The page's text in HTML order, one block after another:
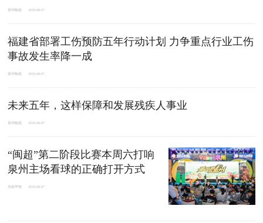
泉州晚报 2026-08-07
福建省部署工伤预防五年行动计划 力争重点行业工伤
事故发生率降一成
泉州晚报 2026-08-07
未来五年，这样保障和发展残疾人事业
泉州晚报 2026-08-07
“闽超”第二阶段比赛本周六打响
泉州主场看球的正确打开方式
东南早报 2026-08-07